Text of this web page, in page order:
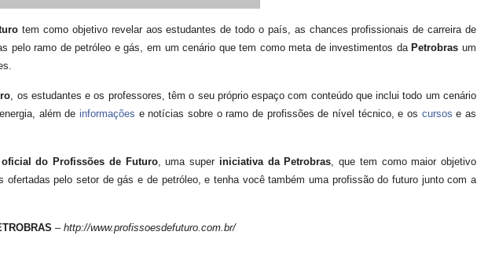
tem como objetivo revelar aos estudantes de todo o país, as chances profissionais de carreira de
pelo ramo de petróleo e gás, em um cenário que tem como meta de investimentos da Petrobras um
, os estudantes e os professores, têm o seu próprio espaço com conteúdo que inclui todo um cenário
além de informações e notícias sobre o ramo de profissões de nível técnico, e os cursos e as
do Profissões de Futuro, uma super iniciativa da Petrobras, que tem como maior objetivo
ofertadas pelo setor de gás e de petróleo, e tenha você também uma profissão do futuro junto com a
– http://www.profissoesdefuturo.com.br/